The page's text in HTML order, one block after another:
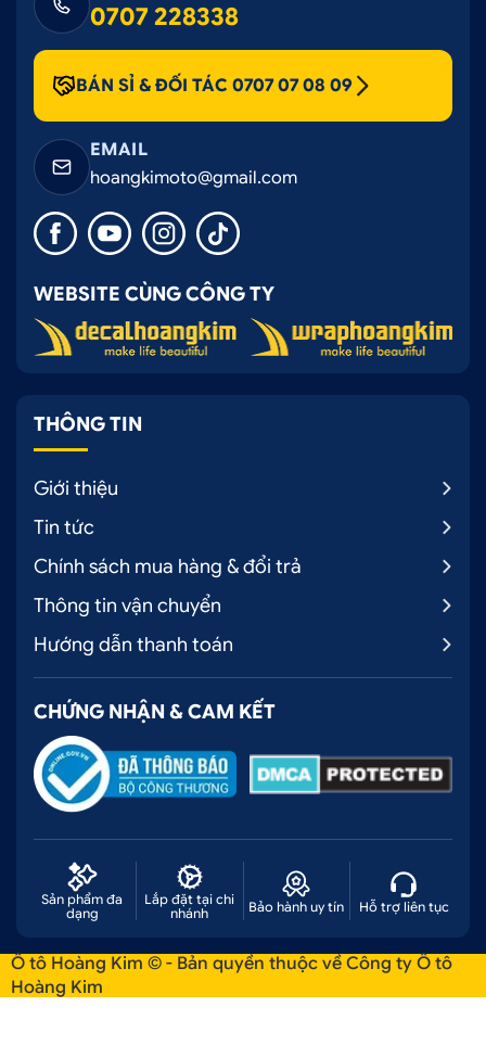
0707 228338
BÁN SỈ & ĐỐI TÁC 0707 07 08 09
EMAIL
hoangkimoto@gmail.com
WEBSITE CÙNG CÔNG TY
THÔNG TIN
Giới thiệu
Tin tức
Chính sách mua hàng & đổi trả
Thông tin vận chuyển
Hướng dẫn thanh toán
CHỨNG NHẬN & CAM KẾT
Sản phẩm đa
dạng
Lắp đặt tại chi
nhánh
Bảo hành uy tín Hỗ trợ liên tục
Ô tô Hoàng Kim © - Bản quyền thuộc về Công ty Ô tô
Hoàng Kim